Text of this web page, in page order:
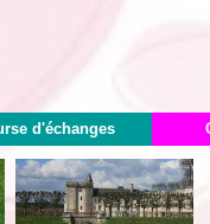
d'échanges